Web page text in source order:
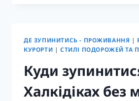
БАЗИ
ЛЕГКІ
ЗАНЯТТЯ
ДЕ ЗУПИНИТИСЬ - ПРОЖИВАННЯ |
КУРОРТИ | СТИЛІ ПОДОРОЖЕЙ ТА
Куди
Халкідіках